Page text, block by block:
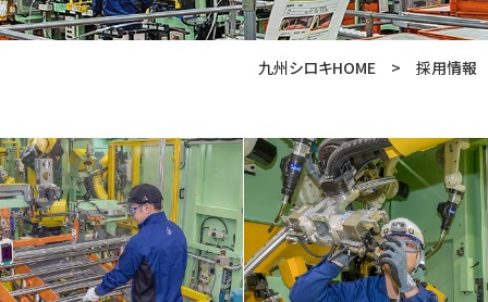
九州シロキHOME 採用情報